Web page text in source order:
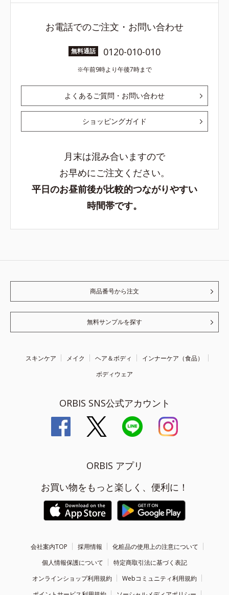
お電話でのご注文・お問い合わせ
無料通話 0120-010-010
午前9時より午後7時まで
よくあるご質問・お問い合わせ
ショッピングガイド
月末は混み合いますので
お早めにご注文ください。
平日のお昼前後が比較的つながりやすい
時間帯です。
商品番号から注文
無料サンプルを探す
スキンケア メイク ヘア＆ボディ
インナーケア（食品）
ボディウェア
ORBIS SNS公式アカウント
ORBIS アプリ
お買い物をもっと楽しく、便利に！
会社案内TOP 採用情報
化粧品の使用上の注意について
個人情報保護について
特定商取引法に基づく表記
オンラインショップ利用規約
Webコミュニティ利用規約